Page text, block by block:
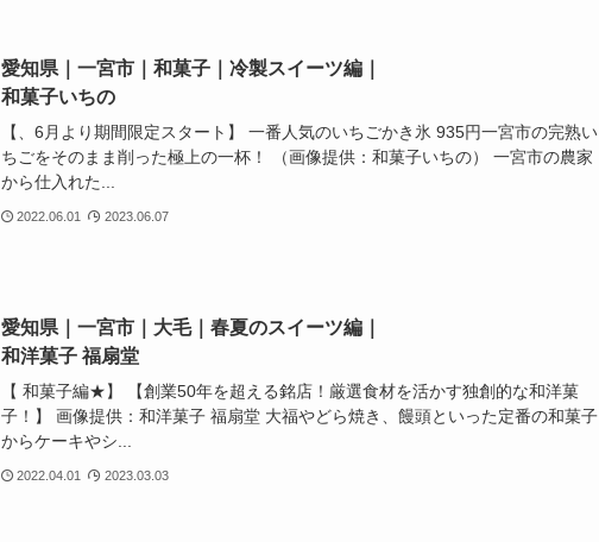
愛知県｜一宮市｜和菓子｜冷製スイーツ編｜
和菓子いちの
【、6月より期間限定スタート】 一番人気のいちごかき氷 935円一宮市の完熟い
ちごをそのまま削った極上の一杯！ （画像提供：和菓子いちの） 一宮市の農家
から仕入れた...
2022.06.01 2023.06.07
愛知県｜一宮市｜大毛｜春夏のスイーツ編｜
和洋菓子 福扇堂
【 和菓子編★】 【創業50年を超える銘店！厳選食材を活かす独創的な和洋菓
子！】 画像提供：和洋菓子 福扇堂 大福やどら焼き、饅頭といった定番の和菓子
からケーキやシ...
2022.04.01 2023.03.03